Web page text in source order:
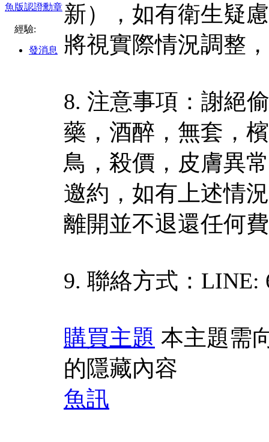
經驗:
發消息
新），如有衛生疑
將視實際情況調整
8. 注意事項：謝絕
藥，酒醉，無套，
鳥，殺價，皮膚異
邀約，如有上述情
離開並不退還任何
9. 聯絡方式：
購買主題 本主題需
的隱藏內容
魚訊